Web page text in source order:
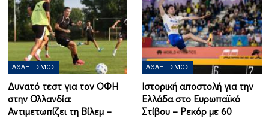
ΑΘΛΗΤΙΣΜΌΣ
Δυνατό τεστ για τον ΟΦΗ
στην Ολλανδία:
Αντιμετωπίζει τη Βίλεμ –
ΑΘΛΗΤΙΣΜΌΣ
Ιστορική αποστολή για την
Ελλάδα στο Ευρωπαϊκό
Στίβου – Ρεκόρ με 60